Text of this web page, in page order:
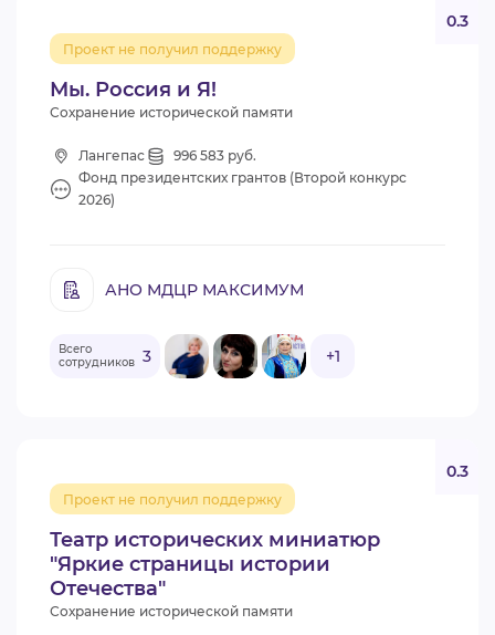
Мы. Россия и Я!
Проект не получил поддержку
0.3
Сохранение исторической памяти
Лангепас
996 583 руб.
Фонд президентских грантов (Второй конкурс
2026)
АНО МДЦР МАКСИМУМ
Всего
сотрудников 3 +1
Театр исторических миниатюр
"Яркие страницы истории
Отечества"
Проект не получил поддержку
0.3
Сохранение исторической памяти